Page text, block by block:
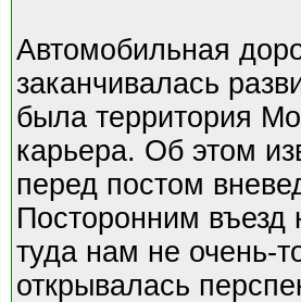
Автомобильная
заканчивалась
была территория
карьера. Об этом
перед постом
Посторонним въезд
туда нам не очень-
открывалась